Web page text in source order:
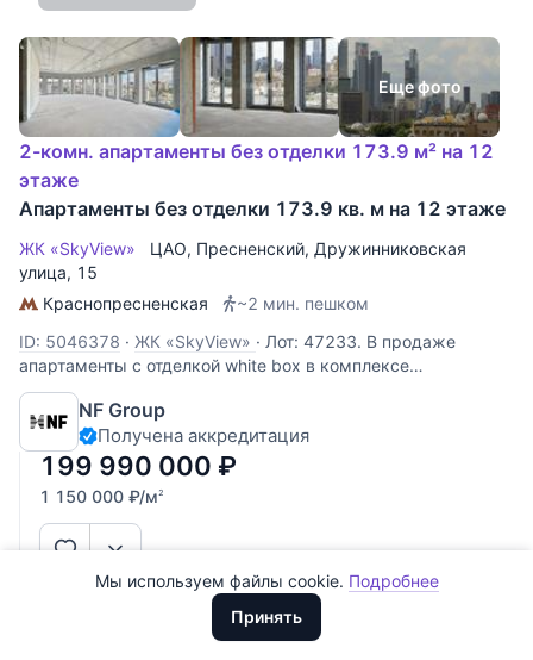
Еще фото
2-комн. апартаменты без отделки 173.9 м² на 12
этаже
Апартаменты без отделки 173.9 кв. м на 12 этаже
ЖК «SkyView» ЦАО, Пресненский, Дружинниковская
улица, 15
Краснопресненская
~2 мин. пешком
ID: 5046378 · ЖК «SkyView» · Лот: 47233. В продаже
апартаменты с отделкой white box в комплексе
апартаментов SKY VIEW на Дружинниковской улице в
Пресненском районе, рядом с высоткой на Кудринской
площади. Планировка: просторная гостиная-кухня
площадью 67 м², спальня и прихожая.
NF Group
Получена аккредитация
199 990 000 ₽
1 150 000 ₽/м2
Все
Сегодня
Вчера
За неделю
ДолларыМы используем файлы cookie. Подробнее
ООО "ХоумХантер" использует cookie для обеспечения
функционирования веб-сайта, аналитики действий на веб-сайте
Принять